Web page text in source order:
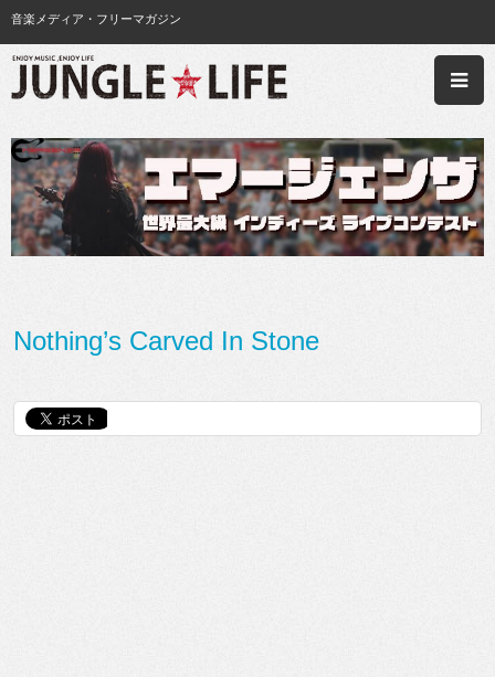
音楽メディア・フリーマガジン
Nothing’s Carved In Stone